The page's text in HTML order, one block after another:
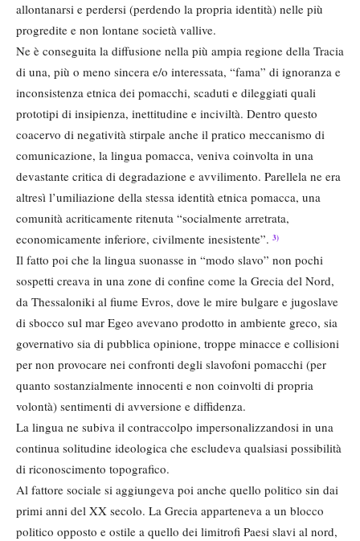
allontanarsi e perdersi (perdendo la propria identità) nelle più
progredite e non lontane società vallive.
Ne è conseguita la diffusione nella più ampia regione della Tracia
di una, più o meno sincera e/o interessata, “fama” di ignoranza e
inconsistenza etnica dei pomacchi, scaduti e dileggiati quali
prototipi di insipienza, inettitudine e inciviltà. Dentro questo
coacervo di negatività stirpale anche il pratico meccanismo di
comunicazione, la lingua pomacca, veniva coinvolta in una
devastante critica di degradazione e avvilimento. Parellela ne era
altresì l’umiliazione della stessa identità etnica pomacca, una
comunità acriticamente ritenuta “socialmente arretrata,
economicamente inferiore, civilmente inesistente”. 3)
Il fatto poi che la lingua suonasse in “modo slavo” non pochi
sospetti creava in una zone di confine come la Grecia del Nord,
da Thessaloniki al fiume Evros, dove le mire bulgare e jugoslave
di sbocco sul mar Egeo avevano prodotto in ambiente greco, sia
governativo sia di pubblica opinione, troppe minacce e collisioni
per non provocare nei confronti degli slavofoni pomacchi (per
quanto sostanzialmente innocenti e non coinvolti di propria
volontà) sentimenti di avversione e diffidenza.
La lingua ne subiva il contraccolpo impersonalizzandosi in una
continua solitudine ideologica che escludeva qualsiasi possibilità
di riconoscimento topografico.
Al fattore sociale si aggiungeva poi anche quello politico sin dai
primi anni del XX secolo. La Grecia apparteneva a un blocco
politico opposto e ostile a quello dei limitrofi Paesi slavi al nord,